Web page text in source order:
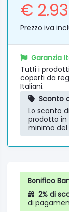
€ 2.93
Prezzo iva
Garanzia
Tutti i prodotti
coperti da
Italiani.
Sconto
Lo sconto
prodotto in
minimo
Bonifico
2% di
di